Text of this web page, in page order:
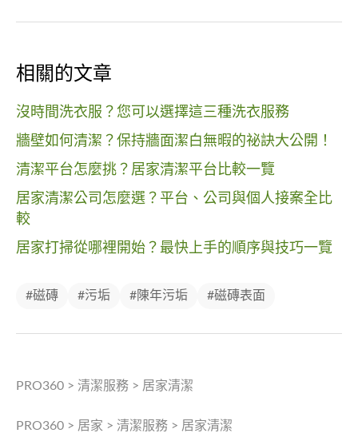
相關的文章
沒時間洗衣服？您可以選擇這三種洗衣服務
牆壁如何清潔？保持牆面潔白無暇的祕訣大公開！
清潔平台怎麼挑？居家清潔平台比較一覽
居家清潔公司怎麼選？平台、公司與個人接案全比
較
居家打掃從哪裡開始？最快上手的順序與技巧一覽
#磁磚 #污垢 #陳年污垢 #磁磚表面
PRO360 > 清潔服務 > 居家清潔
PRO360 > 居家 > 清潔服務 > 居家清潔